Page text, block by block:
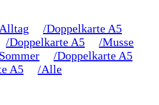
/Doppelkarte A5
/Doppelkarte A5
/Musse
/Doppelkarte A5
A5 /Alle